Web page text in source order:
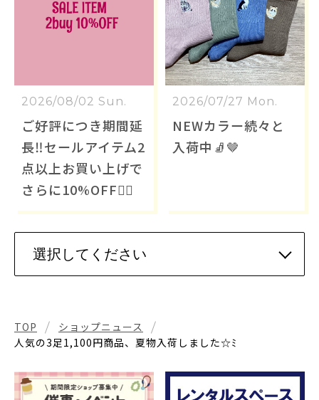
2026/08/02 Sun.
ご好評につき期間延
長‼️セールアイテム2
点以上お買い上げで
さらに10%OFF❤️‍🔥
2026/07/27 Mon.
NEWカラー続々と
入荷中🧦🤎
TOP
ショップニュース
人気の3足1,100円商品、夏物入荷しました☆ﾐ